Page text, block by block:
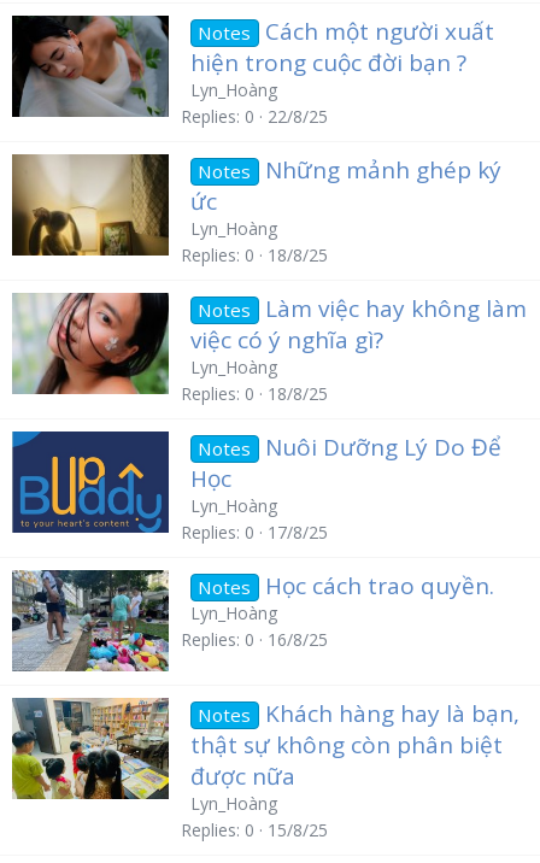
Notes
Cách một người xuất
hiện trong cuộc đời bạn ?
Lyn_Hoàng
Replies 0 22/8/25
Notes
Những mảnh ghép ký
ức
Lyn_Hoàng
Replies 0 18/8/25
Notes
Làm việc hay không làm
việc có ý nghĩa gì?
Lyn_Hoàng
Replies 0 18/8/25
Notes
Nuôi Dưỡng Lý Do Để
Học
Lyn_Hoàng
Replies 0 17/8/25
Notes Học cách trao quyền.
Lyn_Hoàng
Replies 0 16/8/25
Notes
Khách hàng hay là bạn,
thật sự không còn phân biệt
được nữa
Lyn_Hoàng
Replies 0 15/8/25